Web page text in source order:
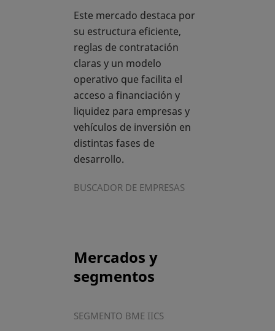
Este mercado destaca por
su estructura eficiente,
reglas de contratación
claras y un modelo
operativo que facilita el
acceso a financiación y
liquidez para empresas y
vehículos de inversión en
distintas fases de
desarrollo.
BUSCADOR DE EMPRESAS
Mercados y
segmentos
SEGMENTO BME IICS